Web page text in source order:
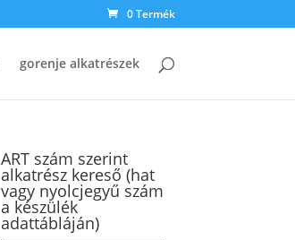
0 Termék
gorenje alkatrészek
ART szám szerint
alkatrész kereső (hat
vagy nyolcjegyű szám
a készülék
adattábláján)